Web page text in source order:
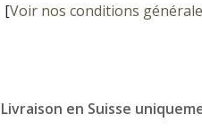
[Voir nos conditions
Livraison en Suisse